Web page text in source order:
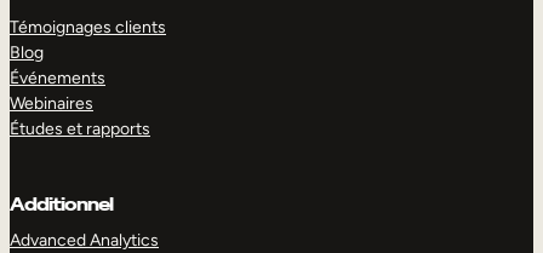
Témoignages clients
Blog
Événements
Webinaires
Études et rapports
Additionnel
Advanced Analytics